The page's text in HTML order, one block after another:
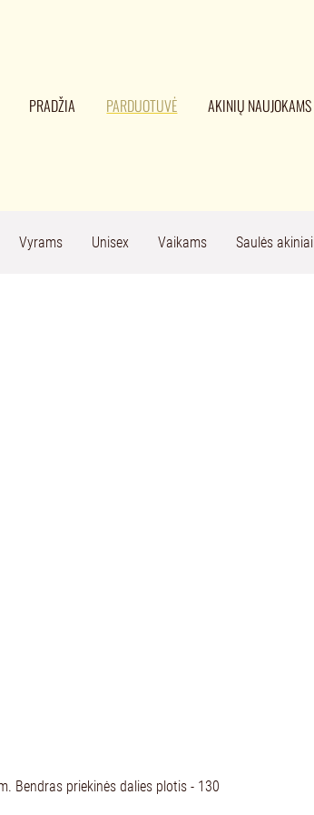
PRADŽIA PARDUOTUVĖ AKINIŲ NAUJOKAMS
Vyrams Unisex Vaikams Saulės akiniai
Bendras priekinės dalies plotis - 130